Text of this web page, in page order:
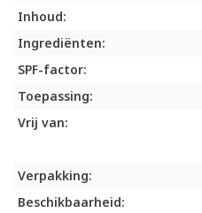
Inhoud:
Ingrediënten:
SPF-factor:
Toepassing:
Vrij van:
Verpakking:
Beschikbaarheid: